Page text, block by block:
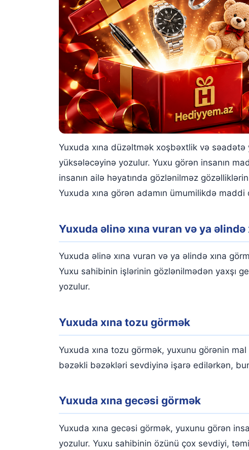
Yuxuda xına düzəltmək xoşbəxtlik və səadətə
yüksələcəyinə yozulur. Yuxu görən insanın
insanın ailə həyatında gözlənilməz
Yuxuda xına görən adamın ümumilikdə maddi
Yuxuda əlinə xına vuran və ya əlində
Yuxuda əlinə xına vuran və ya əlində xına
Yuxu sahibinin işlərinin gözlənilmədən yaxşı
yozulur.
Yuxuda xına tozu görmək
Yuxuda xına tozu görmək, yuxunu görənin
bəzəkli bəzəkləri sevdiyinə işarə edilərkən,
Yuxuda xına gecəsi görmək
Yuxuda xına gecəsi görmək, yuxunu görən
yozulur. Yuxu sahibinin özünü çox sevdiyi,